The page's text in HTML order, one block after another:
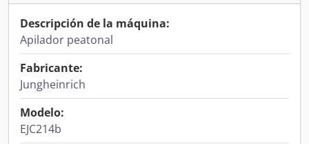
Descripción de la máquina:
Apilador peatonal
Fabricante:
Jungheinrich
Modelo:
EJC214b